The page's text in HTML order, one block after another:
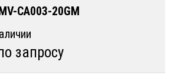
ОПЛАТА
CA003-20GM
запросу